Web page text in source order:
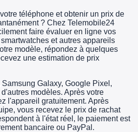
téléphone et obtenir un prix de
? Chez Telemobile24
faire évaluer en ligne vos
et autres appareils
modèle, répondez à quelques
une estimation de prix
Galaxy, Google Pixel,
modèles. Après votre
l'appareil gratuitement. Après
vous recevez le prix de rachat
à l'état réel, le paiement est
bancaire ou PayPal.